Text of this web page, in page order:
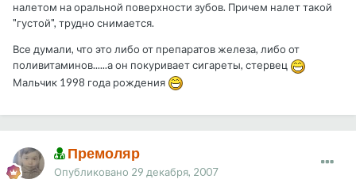
налетом на оральной поверхности зубов. Причем налет такой
"густой", трудно снимается.
Все думали, что это либо от препаратов железа, либо от
поливитаминов......а он покуривает сигареты, стервец
Мальчик 1998 года рождения
Премоляр
Опубликовано 29 декабря, 2007